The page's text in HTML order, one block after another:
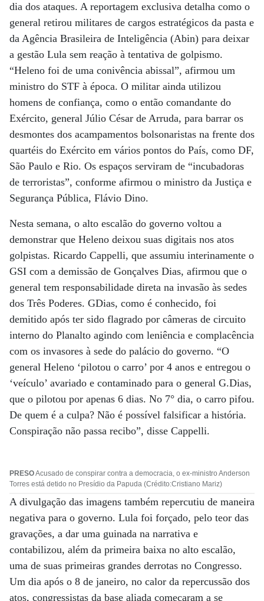
dia dos ataques. A reportagem exclusiva detalha como o
general retirou militares de cargos estratégicos da pasta e
da Agência Brasileira de Inteligência (Abin) para deixar
a gestão Lula sem reação à tentativa de golpismo.
“Heleno foi de uma conivência abissal”, afirmou um
ministro do STF à época. O militar ainda utilizou
homens de confiança, como o então comandante do
Exército, general Júlio César de Arruda, para barrar os
desmontes dos acampamentos bolsonaristas na frente dos
quartéis do Exército em vários pontos do País, como DF,
São Paulo e Rio. Os espaços serviram de “incubadoras
de terroristas”, conforme afirmou o ministro da Justiça e
Segurança Pública, Flávio Dino.
Nesta semana, o alto escalão do governo voltou a
demonstrar que Heleno deixou suas digitais nos atos
golpistas. Ricardo Cappelli, que assumiu interinamente o
GSI com a demissão de Gonçalves Dias, afirmou que o
general tem responsabilidade direta na invasão às sedes
dos Três Poderes. GDias, como é conhecido, foi
demitido após ter sido flagrado por câmeras de circuito
interno do Planalto agindo com leniência e complacência
com os invasores à sede do palácio do governo. “O
general Heleno ‘pilotou o carro’ por 4 anos e entregou o
‘veículo’ avariado e contaminado para o general G.Dias,
que o pilotou por apenas 6 dias. No 7° dia, o carro pifou.
De quem é a culpa? Não é possível falsificar a história.
Conspiração não passa recibo”, disse Cappelli.
PRESOAcusado de conspirar contra a democracia, o ex-ministro Anderson
Torres está detido no Presídio da Papuda (Crédito:Cristiano Mariz)
A divulgação das imagens também repercutiu de maneira
negativa para o governo. Lula foi forçado, pelo teor das
gravações, a dar uma guinada na narrativa e
contabilizou, além da primeira baixa no alto escalão,
uma de suas primeiras grandes derrotas no Congresso.
Um dia após o 8 de janeiro, no calor da repercussão dos
atos, congressistas da base aliada começaram a se